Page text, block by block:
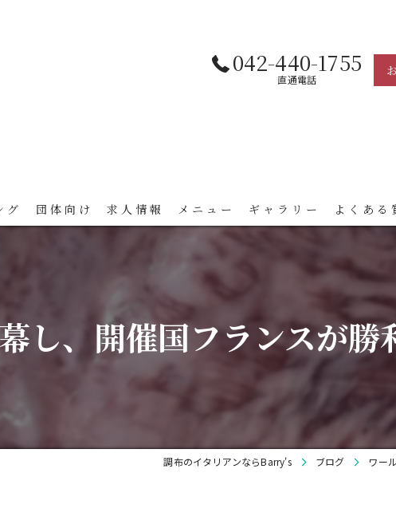
042-440-1755
直通電話
グ 団体向け 求人情報 メニュー ギャラリー よくある
し、開催国フランスが
調布のイタリアンならBarry's ブログ ワー